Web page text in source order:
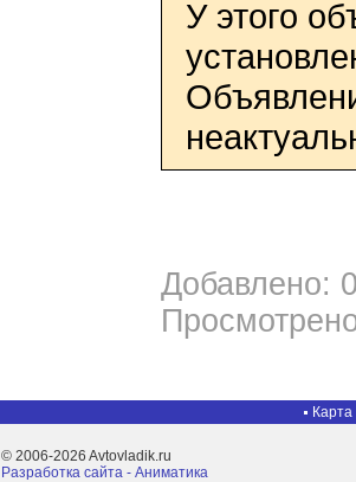
У этого
Добавлено:
Карта
© 2006-2026 Avtovladik.ru
Разработка сайта - Aниматика